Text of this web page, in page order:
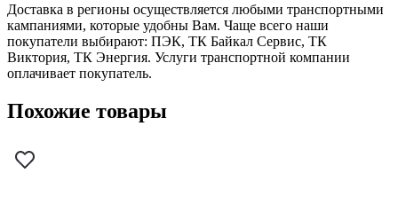
Доставка в регионы осуществляется любыми транспортными
кампаниями, которые удобны Вам. Чаще всего наши
покупатели выбирают: ПЭК, ТК Байкал Сервис, ТК
Виктория, ТК Энергия. Услуги транспортной компании
оплачивает покупатель.
Похожие товары